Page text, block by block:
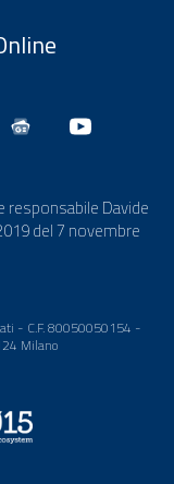
responsabile Davide
del 7 novembre
- C.F. 80050050154 -
Milano